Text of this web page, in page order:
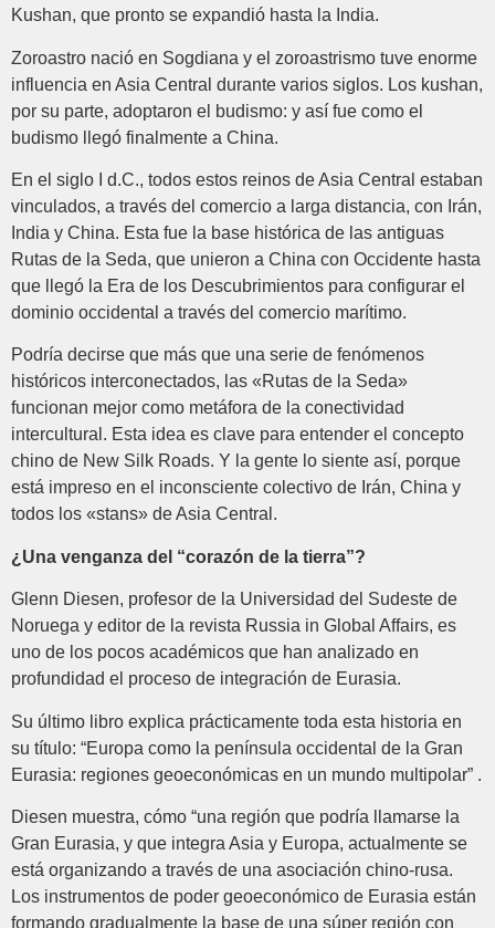
Kushan, que pronto se expandió hasta la India.
Zoroastro nació en Sogdiana y el zoroastrismo tuve enorme
influencia en Asia Central durante varios siglos. Los kushan,
por su parte, adoptaron el budismo: y así fue como el
budismo llegó finalmente a China.
En el siglo I d.C., todos estos reinos de Asia Central estaban
vinculados, a través del comercio a larga distancia, con Irán,
India y China. Esta fue la base histórica de las antiguas
Rutas de la Seda, que unieron a China con Occidente hasta
que llegó la Era de los Descubrimientos para configurar el
dominio occidental a través del comercio marítimo.
Podría decirse que más que una serie de fenómenos
históricos interconectados, las «Rutas de la Seda»
funcionan mejor como metáfora de la conectividad
intercultural. Esta idea es clave para entender el concepto
chino de New Silk Roads. Y la gente lo siente así, porque
está impreso en el inconsciente colectivo de Irán, China y
todos los «stans» de Asia Central.
¿Una venganza del “corazón de la tierra”?
Glenn Diesen, profesor de la Universidad del Sudeste de
Noruega y editor de la revista Russia in Global Affairs, es
uno de los pocos académicos que han analizado en
profundidad el proceso de integración de Eurasia.
Su último libro explica prácticamente toda esta historia en
su título: “Europa como la península occidental de la Gran
Eurasia: regiones geoeconómicas en un mundo multipolar” .
Diesen muestra, cómo “una región que podría llamarse la
Gran Eurasia, y que integra Asia y Europa, actualmente se
está organizando a través de una asociación chino-rusa.
Los instrumentos de poder geoeconómico de Eurasia están
formando gradualmente la base de una súper región con